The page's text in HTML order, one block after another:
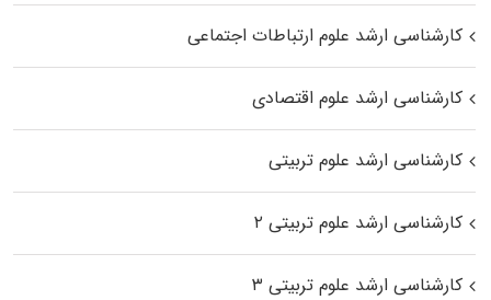
کارشناسی ارشد علوم ارتباطات اجتماعی
کارشناسی ارشد علوم اقتصادی
کارشناسی ارشد علوم تربیتی
کارشناسی ارشد علوم تربیتی ۲
کارشناسی ارشد علوم تربیتی ۳